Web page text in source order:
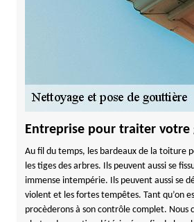
Entreprise pour traiter votre
Au fil du temps, les bardeaux de la toiture
les tiges des arbres. Ils peuvent aussi se
immense intempérie. Ils peuvent aussi se
violent et les fortes tempêtes. Tant qu’on
procèderons à son contrôle complet. Nous